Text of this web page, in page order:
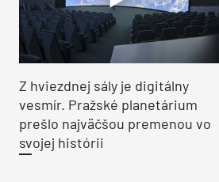
Z hviezdnej sály je digitálny
vesmír. Pražské planetárium
prešlo najväčšou premenou vo
svojej histórii